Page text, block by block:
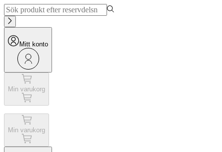
Mitt konto
Min varukorg
Min varukorg